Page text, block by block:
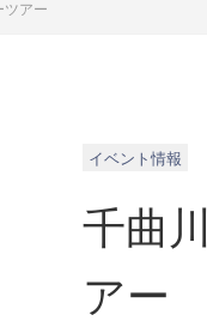
ツアー
イベント情報
千曲
アー